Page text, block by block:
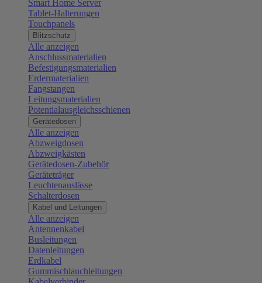
Smart Home Server
Tablet-Halterungen
Touchpanels
Blitzschutz
Alle anzeigen
Anschlussmaterialien
Befestigungsmaterialien
Erdermaterialien
Fangstangen
Leitungsmaterialien
Potentialausgleichsschienen
Gerätedosen
Alle anzeigen
Abzweigdosen
Abzweigkästen
Gerätedosen-Zubehör
Geräteträger
Leuchtenauslässe
Schalterdosen
Kabel und Leitungen
Alle anzeigen
Antennenkabel
Busleitungen
Datenleitungen
Erdkabel
Gummischlauchleitungen